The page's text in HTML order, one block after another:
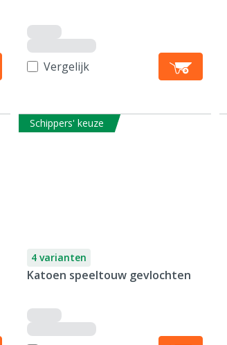
Vergelijk
Schippers' keuze
4 varianten
Katoen speeltouw gevlochten